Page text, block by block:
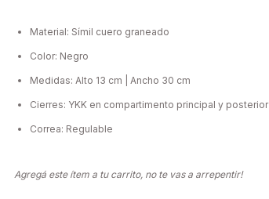
Material: Símil cuero graneado
Color: Negro
Medidas: Alto 13 cm | Ancho 30 cm
Cierres: YKK en compartimento principal y posterior
Correa: Regulable
Agregá este ítem a tu carrito, no te vas a arrepentir!